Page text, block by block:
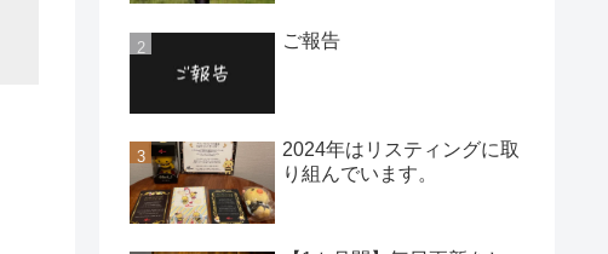
ご報告
2024年はリスティングに取
り組んでいます。